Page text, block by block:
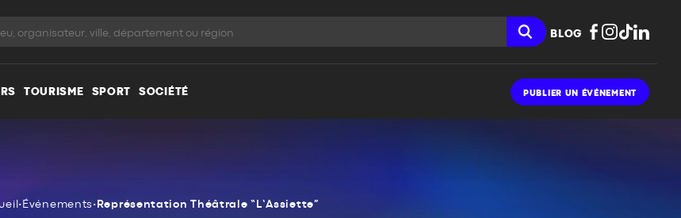
BLOG
TOURISME SPORT SOCIÉTÉ PUBLIER UN ÉVÉNEMENT
• Événements• Représentation Théâtrale “L’Assiette”